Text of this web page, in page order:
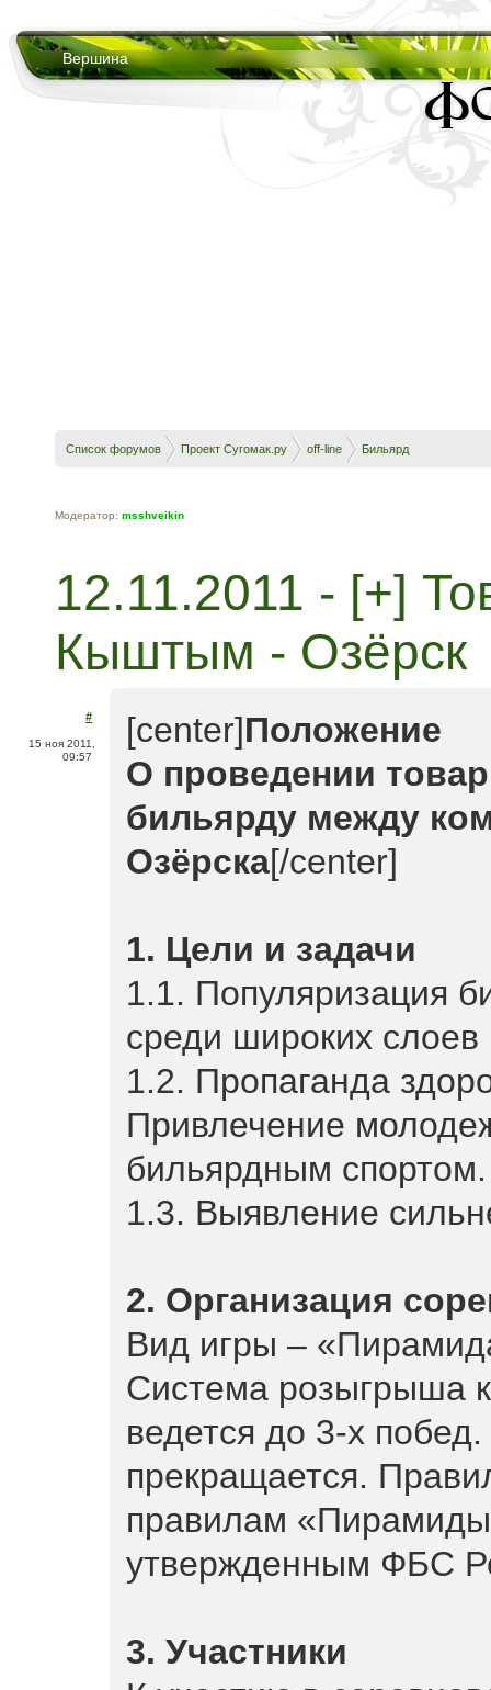
Вершина
Список форумов Проект Сугомак.ру off-line Бильярд
Модератор: msshveikin
12.11.2011 - [+]
Кыштым - Озёрск
#
15 ноя 2011,
09:57
[center]Положение
О проведении
бильярду между
Озёрска[/center]
1. Цели и задачи
1.1. Популяризация
среди широких слоев
1.2. Пропаганда
Привлечение
бильярдным спортом.
1.3. Выявление
2. Организация
Вид игры –
Система розыгрыша
ведется до 3-х
прекращается.
правилам
утвержденным ФБС
3. Участники